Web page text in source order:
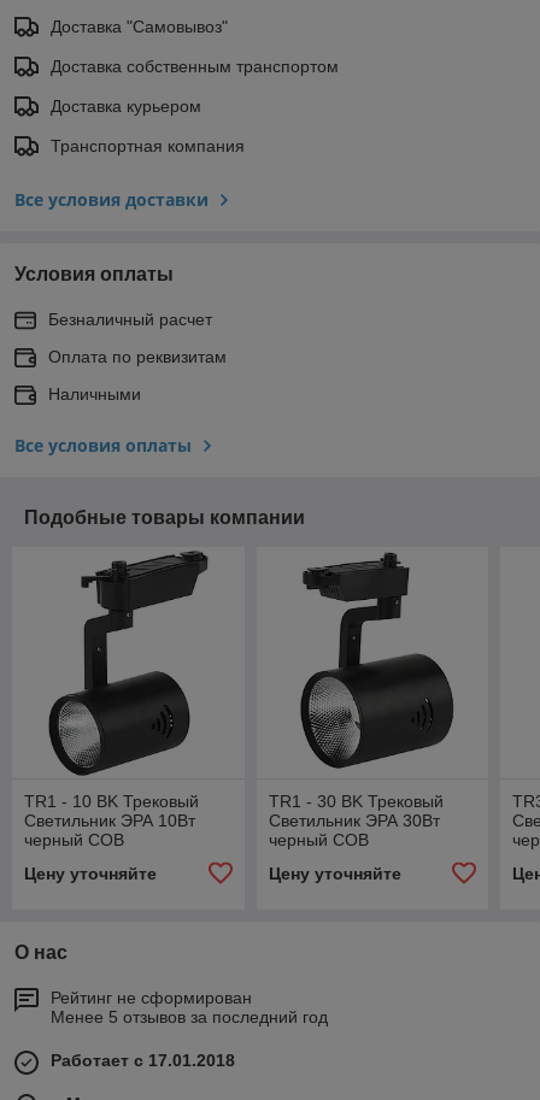
Доставка "Самовывоз"
Доставка собственным транспортом
Доставка курьером
Транспортная компания
Все условия доставки
Условия оплаты
Безналичный расчет
Оплата по реквизитам
Наличными
Все условия оплаты
Подобные товары компании
TR1 - 10 BK Трековый
Светильник ЭРА 10Вт
черный COB
Цену уточняйте
TR1 - 30 BK Трековый
Светильник ЭРА 30Вт
черный COB
Цену уточняйте
О нас
Рейтинг не сформирован
Менее 5 отзывов за последний год
Работает с 17.01.2018